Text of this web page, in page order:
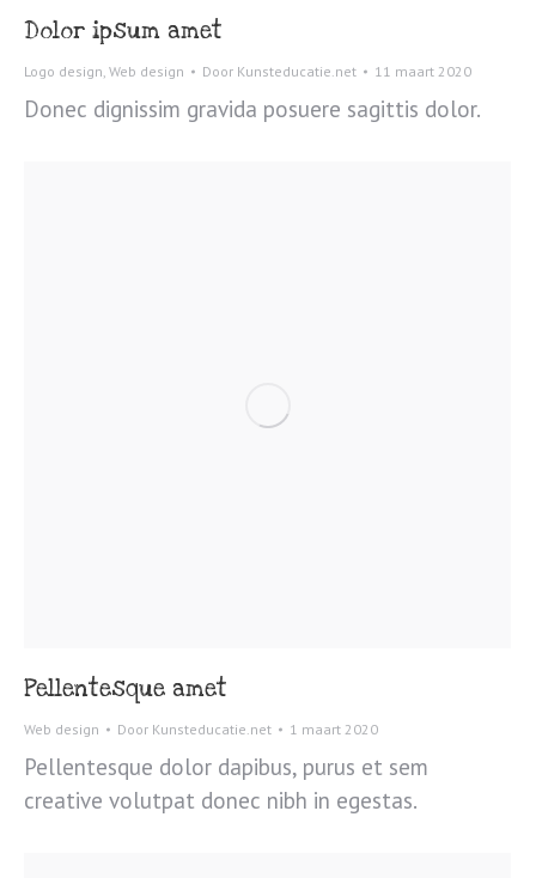
Dolor ipsum amet
Logo design, Web design Door Kunsteducatie.net 11 maart 2020
Donec dignissim gravida posuere sagittis dolor.
Pellentesque amet
Web design Door Kunsteducatie.net 1 maart 2020
Pellentesque dolor dapibus, purus et sem
creative volutpat donec nibh in egestas.